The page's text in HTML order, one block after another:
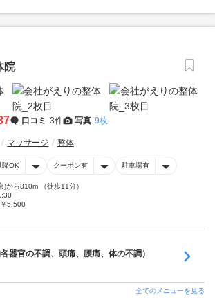
院
口コミ 3件 写真 9枚
マッサージ 整体
降OK クーポン有 駐車場有
)から810m （徒歩11分）
5,500
器官の不調、頭痛、腰痛、体の不調）
全てのメニューを見る